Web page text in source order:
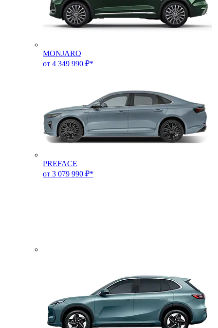
MONJARO
от 4 349 990 ₽*
PREFACE
от 3 079 990 ₽*